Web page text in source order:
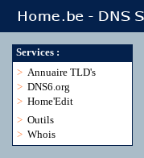
Services :
> Annuaire TLD's
> DNS6.org
> Home'Edit
> Outils
> Whois